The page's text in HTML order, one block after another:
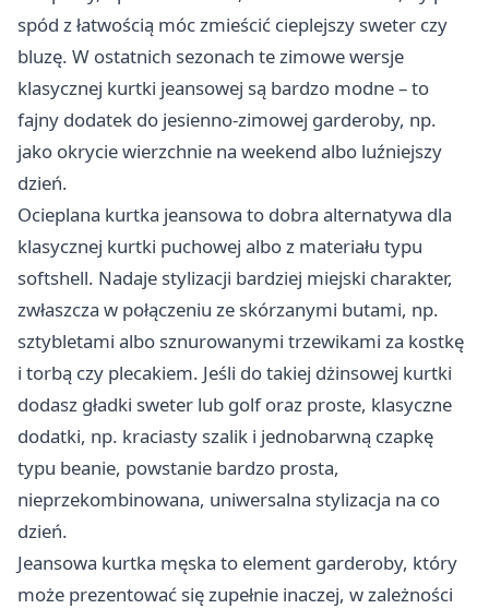
spód z łatwością móc zmieścić cieplejszy sweter czy
bluzę. W ostatnich sezonach te zimowe wersje
klasycznej kurtki jeansowej są bardzo modne – to
fajny dodatek do jesienno-zimowej garderoby, np.
jako okrycie wierzchnie na weekend albo luźniejszy
dzień.
Ocieplana kurtka jeansowa to dobra alternatywa dla
klasycznej kurtki puchowej albo z materiału typu
softshell. Nadaje stylizacji bardziej miejski charakter,
zwłaszcza w połączeniu ze skórzanymi butami, np.
sztybletami albo sznurowanymi trzewikami za kostkę
i torbą czy plecakiem. Jeśli do takiej dżinsowej kurtki
dodasz gładki sweter lub golf oraz proste, klasyczne
dodatki, np. kraciasty szalik i jednobarwną czapkę
typu beanie, powstanie bardzo prosta,
nieprzekombinowana, uniwersalna stylizacja na co
dzień.
Jeansowa kurtka męska to element garderoby, który
może prezentować się zupełnie inaczej, w zależności